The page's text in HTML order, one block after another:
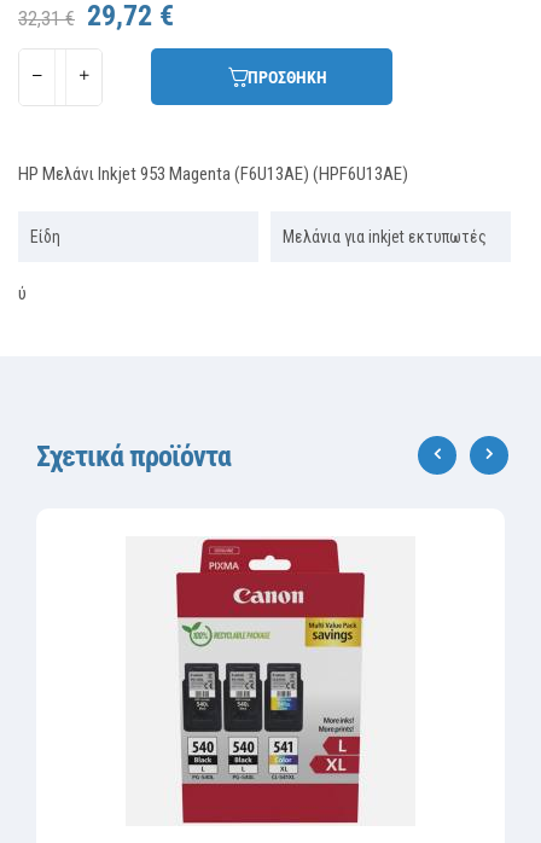
32,31 € 29,72 €
ΠΡΟΣΘΗΚΗ
HP Μελάνι Inkjet 953 Magenta (F6U13AE) (HPF6U13AE)
Είδη Μελάνια για inkjet εκτυπωτές
ύ
Σχετικά προϊόντα